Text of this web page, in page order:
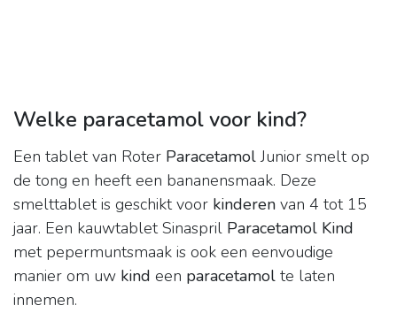
Welke paracetamol voor kind?
Een tablet van Roter Paracetamol Junior smelt op
de tong en heeft een bananensmaak. Deze
smelttablet is geschikt voor kinderen van 4 tot 15
jaar. Een kauwtablet Sinaspril Paracetamol Kind
met pepermuntsmaak is ook een eenvoudige
manier om uw kind een paracetamol te laten
innemen.